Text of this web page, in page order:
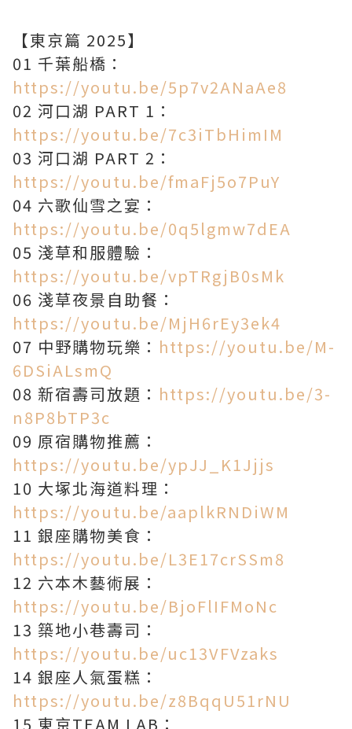
【東京篇 2025】
01 千葉船橋：
https://youtu.be/5p7v2ANaAe8
02 河口湖 PART 1：
https://youtu.be/7c3iTbHimIM
03 河口湖 PART 2：
https://youtu.be/fmaFj5o7PuY
04 六歌仙雪之宴：
https://youtu.be/0q5lgmw7dEA
05 淺草和服體驗：
https://youtu.be/vpTRgjB0sMk
06 淺草夜景自助餐：
https://youtu.be/MjH6rEy3ek4
07 中野購物玩樂： https://youtu.be/M-
6DSiALsmQ
08 新宿壽司放題： https://youtu.be/3-
n8P8bTP3c
09 原宿購物推薦：
https://youtu.be/ypJJ_K1Jjjs
10 大塚北海道料理：
https://youtu.be/aaplkRNDiWM
11 銀座購物美食：
https://youtu.be/L3E17crSSm8
12 六本木藝術展：
https://youtu.be/BjoFlIFMoNc
13 築地小巷壽司：
https://youtu.be/uc13VFVzaks
14 銀座人氣蛋糕：
https://youtu.be/z8BqqU51rNU
15 東京TEAM LAB：